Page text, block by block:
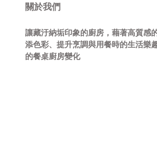
關於我們
讓藏汙納垢印象的廚房，藉著高質感
添色彩、提升烹調與用餐時的生活樂
的餐桌廚房變化